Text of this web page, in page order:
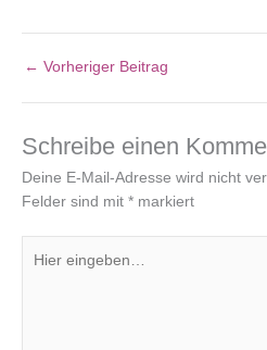
← Vorheriger Beitrag
Schreibe einen
Deine E-Mail-Adresse wird nicht
Felder sind mit * markiert
eingeben…